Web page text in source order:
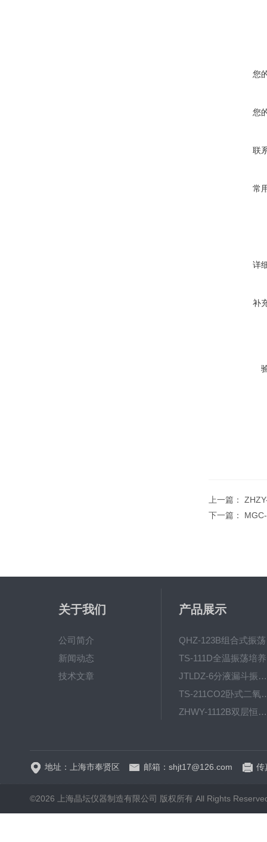
您
您
联
常
详
补
上一篇：
下一篇：
关于我们
公司简介
新闻动态
技术文章
产品展示
JTLDZ-6分液漏斗振荡器
TS-211CO2卧式
ZHWY-1112B双层恒温培养摇床
地址：上海市奉贤区 邮箱：shjt17@126.com 传
©2026 上海晶坛仪器制造有限公司 版权所有 All Rights